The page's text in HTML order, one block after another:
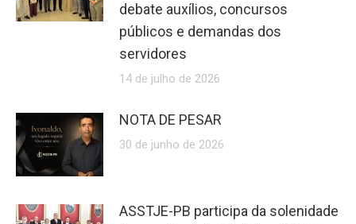
debate auxílios, concursos
públicos e demandas dos
servidores
14 de julho de 2026
NOTA DE PESAR
30 de junho de 2026
ASSTJE-PB participa da solenidade